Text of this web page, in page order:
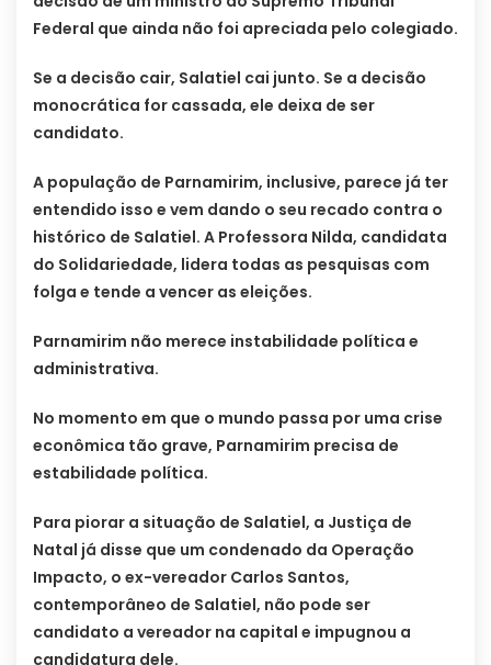
Federal que ainda não foi apreciada pelo colegiado.
Se a decisão cair, Salatiel cai junto. Se a decisão
monocrática for cassada, ele deixa de ser
candidato.
A população de Parnamirim, inclusive, parece já ter
entendido isso e vem dando o seu recado contra o
histórico de Salatiel. A Professora Nilda, candidata
do Solidariedade, lidera todas as pesquisas com
folga e tende a vencer as eleições.
Parnamirim não merece instabilidade política e
administrativa.
No momento em que o mundo passa por uma crise
econômica tão grave, Parnamirim precisa de
estabilidade política.
Para piorar a situação de Salatiel, a Justiça de
Natal já disse que um condenado da Operação
Impacto, o ex-vereador Carlos Santos,
contemporâneo de Salatiel, não pode ser
candidato a vereador na capital e impugnou a
candidatura dele.